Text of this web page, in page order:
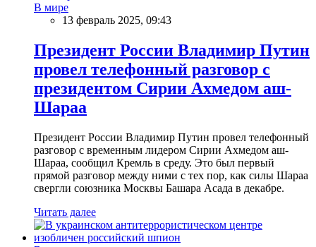
В мире
13 февраль 2025, 09:43
Президент России Владимир Путин
провел телефонный разговор с
президентом Сирии Ахмедом аш-
Шараа
Президент России Владимир Путин провел телефонный
разговор с временным лидером Сирии Ахмедом аш-
Шараа, сообщил Кремль в среду. Это был первый
прямой разговор между ними с тех пор, как силы Шараа
свергли союзника Москвы Башара Асада в декабре.
Читать далее